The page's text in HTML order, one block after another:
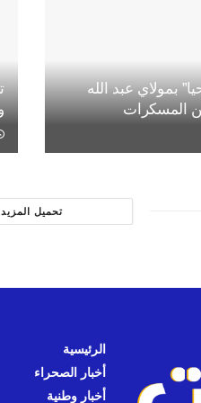
بمولاي عبد الله
تحميل المزيد
الرئيسية
أخبار الصحراء
أخبار وطنية